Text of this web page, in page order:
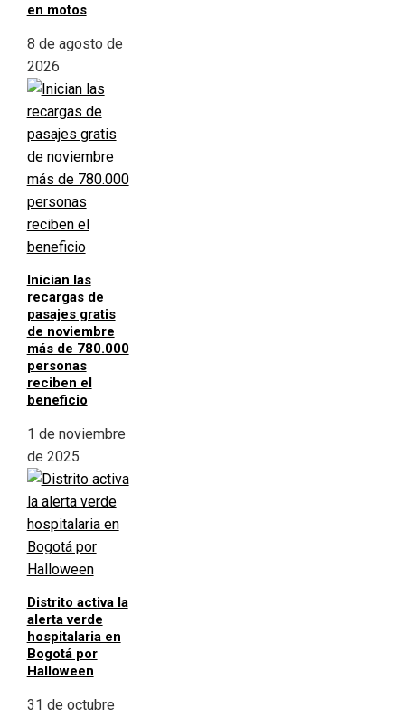
en motos
8 de agosto de
2026
Inician las
recargas de
pasajes gratis
de noviembre
más de 780.000
personas
reciben el
beneficio
1 de noviembre
de 2025
Distrito activa la
alerta verde
hospitalaria en
Bogotá por
Halloween
31 de octubre